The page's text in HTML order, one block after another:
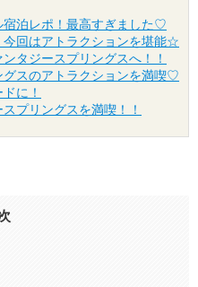
宿泊レポ！最高すぎました♡
回はアトラクションを堪能☆
タジースプリングスへ！！
スのアトラクションを満喫♡
に！
プリングスを満喫！！